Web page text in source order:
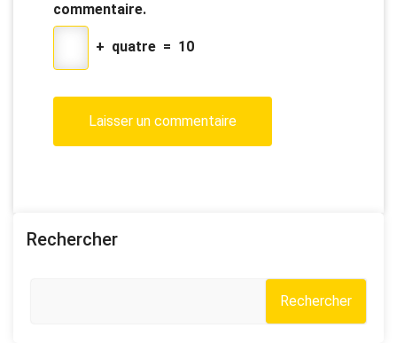
commentaire.
+ quatre = 10
Rechercher
Rechercher